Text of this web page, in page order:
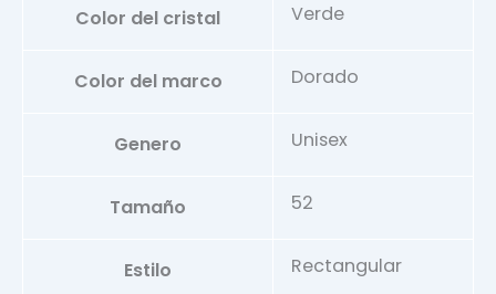
Color del cristal Verde
Color del marco Dorado
Genero Unisex
Tamaño 52
Estilo Rectangular